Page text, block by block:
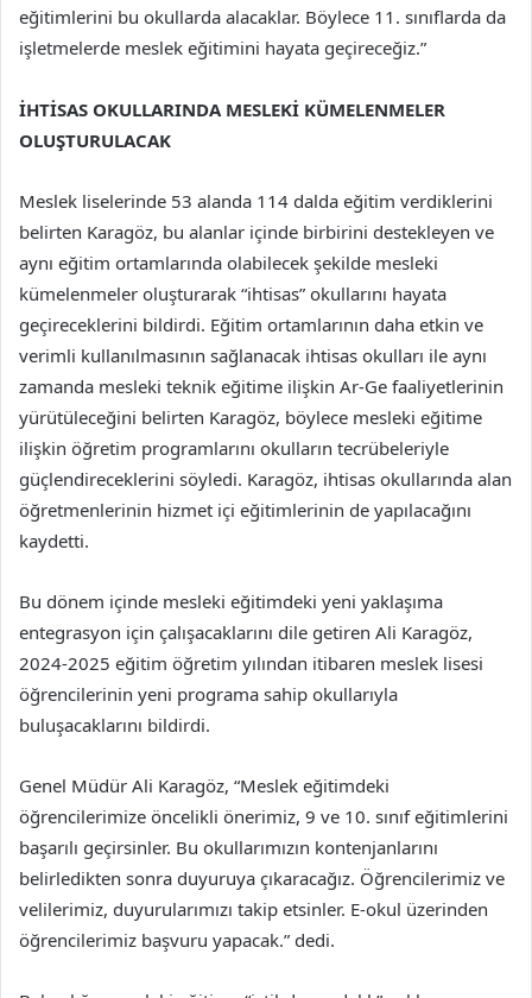
eğitimlerini bu okullarda alacaklar. Böylece 11. sınıflarda da
işletmelerde meslek eğitimini hayata geçireceğiz.”
İHTİSAS OKULLARINDA MESLEKİ KÜMELENMELER
OLUŞTURULACAK
Meslek liselerinde 53 alanda 114 dalda eğitim verdiklerini
belirten Karagöz, bu alanlar içinde birbirini destekleyen ve
aynı eğitim ortamlarında olabilecek şekilde mesleki
kümelenmeler oluşturarak “ihtisas” okullarını hayata
geçireceklerini bildirdi. Eğitim ortamlarının daha etkin ve
verimli kullanılmasının sağlanacak ihtisas okulları ile aynı
zamanda mesleki teknik eğitime ilişkin Ar-Ge faaliyetlerinin
yürütüleceğini belirten Karagöz, böylece mesleki eğitime
ilişkin öğretim programlarını okulların tecrübeleriyle
güçlendireceklerini söyledi. Karagöz, ihtisas okullarında alan
öğretmenlerinin hizmet içi eğitimlerinin de yapılacağını
kaydetti.
Bu dönem içinde mesleki eğitimdeki yeni yaklaşıma
entegrasyon için çalışacaklarını dile getiren Ali Karagöz,
2024-2025 eğitim öğretim yılından itibaren meslek lisesi
öğrencilerinin yeni programa sahip okullarıyla
buluşacaklarını bildirdi.
Genel Müdür Ali Karagöz, “Meslek eğitimdeki
öğrencilerimize öncelikli önerimiz, 9 ve 10. sınıf eğitimlerini
başarılı geçirsinler. Bu okullarımızın kontenjanlarını
belirledikten sonra duyuruya çıkaracağız. Öğrencilerimiz ve
velilerimiz, duyurularımızı takip etsinler. E-okul üzerinden
öğrencilerimiz başvuru yapacak.” dedi.